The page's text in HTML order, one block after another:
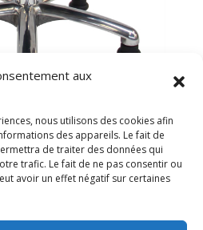
aux
nous utilisons des cookies afin
des appareils. Le fait de
de traiter des données qui
trafic. Le fait de ne pas consentir ou
avoir un effet négatif sur certaines
deux jambes réglable en
MOBILE de siegepro sur
patins